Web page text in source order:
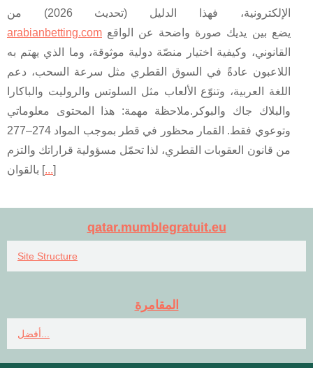
الإلكترونية، فهذا الدليل (تحديث 2026) من
arabianbetting.com
القانوني، وكيفية اختيار منصّة دولية موثوقة، وما الذي يهتم به
اللاعبون عادةً في السوق القطري مثل سرعة السحب، دعم
اللغة العربية، وتنوّع الألعاب مثل السلوتس والروليت والباكارا
والبلاك جاك والبوكر.ملاحظة مهمة: هذا المحتوى معلوماتي
وتوعوي فقط. القمار محظور في قطر بموجب المواد 274–277
من قانون العقوبات القطري، لذا تحمّل مسؤولية قراراتك والتزم
بالقوان [...]
qatar.mumblegratuit.eu
Site Structure
المقامرة